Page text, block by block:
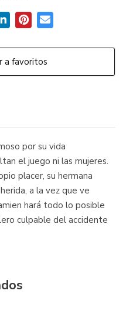
a favoritos
por su vida
el juego ni las mujeres.
placer, su hermana
a la vez que ve
hará todo lo posible
culpable del accidente